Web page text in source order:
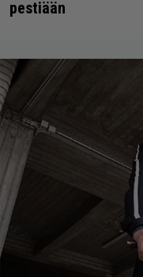
pestiään